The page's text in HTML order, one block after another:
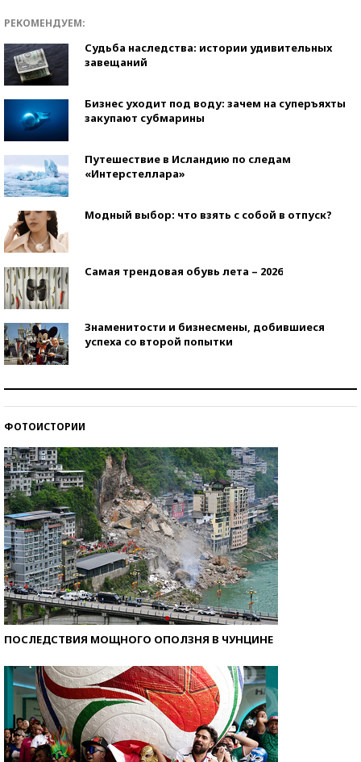
РЕКОМЕНДУЕМ:
Судьба наследства: истории удивительных
завещаний
Бизнес уходит под воду: зачем на суперъяхты
закупают субмарины
Путешествие в Исландию по следам
«Интерстеллара»
Модный выбор: что взять с собой в отпуск?
Самая трендовая обувь лета – 2026
Знаменитости и бизнесмены, добившиеся
успеха со второй попытки
ФОТОИСТОРИИ
ПОСЛЕДСТВИЯ МОЩНОГО ОПОЛЗНЯ В ЧУНЦИНЕ